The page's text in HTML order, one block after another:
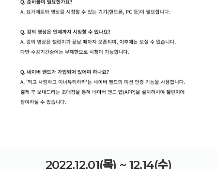
2022.12.01(목) ~ 12.14(수)